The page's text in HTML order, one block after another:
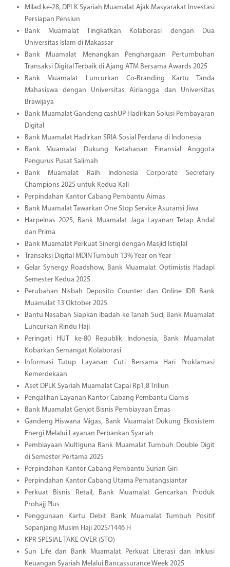
Milad ke-28, DPLK Syariah Muamalat Ajak Masyarakat Investasi
Persiapan Pensiun
Bank Muamalat Tingkatkan Kolaborasi dengan Dua
Universitas Islam di Makassar
Bank Muamalat Menangkan Penghargaan Pertumbuhan
Transaksi Digital Terbaik di Ajang ATM Bersama Awards 2025
Bank Muamalat Luncurkan Co-Branding Kartu Tanda
Mahasiswa dengan Universitas Airlangga dan Universitas
Brawijaya
Bank Muamalat Gandeng cashUP Hadirkan Solusi Pembayaran
Digital
Bank Muamalat Hadirkan SRIA Sosial Perdana di Indonesia
Bank Muamalat Dukung Ketahanan Finansial Anggota
Pengurus Pusat Salimah
Bank Muamalat Raih Indonesia Corporate Secretary
Champions 2025 untuk Kedua Kali
Perpindahan Kantor Cabang Pembantu Aimas
Bank Muamalat Tawarkan One Stop Service Asuransi Jiwa
Harpelnas 2025, Bank Muamalat Jaga Layanan Tetap Andal
dan Prima
Bank Muamalat Perkuat Sinergi dengan Masjid Istiqlal
Transaksi Digital MDIN Tumbuh 13% Year on Year
Gelar Synergy Roadshow, Bank Muamalat Optimistis Hadapi
Semester Kedua 2025
Perubahan Nisbah Deposito Counter dan Online IDR Bank
Muamalat 13 Oktober 2025
Bantu Nasabah Siapkan Ibadah ke Tanah Suci, Bank Muamalat
Luncurkan Rindu Haji
Peringati HUT ke-80 Republik Indonesia, Bank Muamalat
Kobarkan Semangat Kolaborasi
Informasi Tutup Layanan Cuti Bersama Hari Proklamasi
Kemerdekaan
Aset DPLK Syariah Muamalat Capai Rp1,8 Triliun
Pengalihan Layanan Kantor Cabang Pembantu Ciamis
Bank Muamalat Genjot Bisnis Pembiayaan Emas
Gandeng Hiswana Migas, Bank Muamalat Dukung Ekosistem
Energi Melalui Layanan Perbankan Syariah
Pembiayaan Multiguna Bank Muamalat Tumbuh Double Digit
di Semester Pertama 2025
Perpindahan Kantor Cabang Pembantu Sunan Giri
Perpindahan Kantor Cabang Utama Pematangsiantar
Perkuat Bisnis Retail, Bank Muamalat Gencarkan Produk
Prohajj Plus
Penggunaan Kartu Debit Bank Muamalat Tumbuh Positif
Sepanjang Musim Haji 2025/1446 H
KPR SPESIAL TAKE OVER (STO)
Sun Life dan Bank Muamalat Perkuat Literasi dan Inklusi
Keuangan Syariah Melalui Bancassurance Week 2025